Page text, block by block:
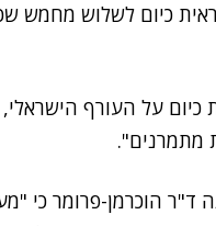
כיום לשלוש
כיום על העורף
מתמרנים".